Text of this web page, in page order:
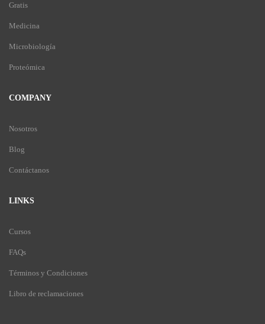
Gratis
Medicina
Microbiología
Proteómica
COMPANY
Nosotros
Blog
Contáctanos
LINKS
Cursos
FAQs
Términos y Condiciones
Libro de reclamaciones